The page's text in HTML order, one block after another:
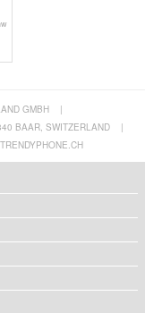
GMBH
|
BAAR, SWITZERLAND
|